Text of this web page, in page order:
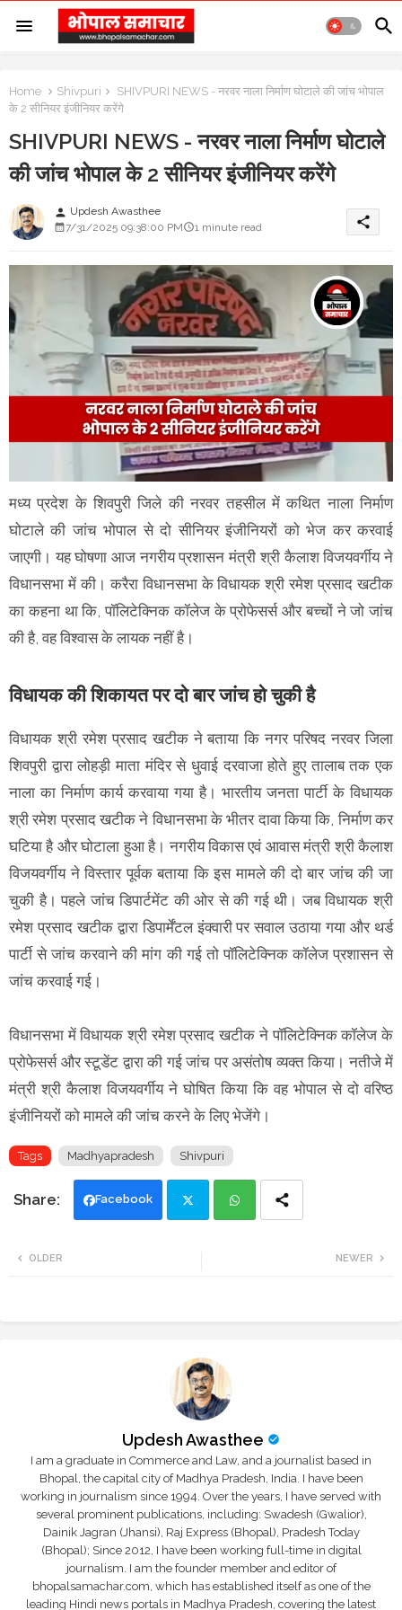
Home Shivpuri
SHIVPURI NEWS - नरवर नाला निर्माण घोटाले की जांच भोपाल
के 2 सीनियर इंजीनियर करेंगे
SHIVPURI NEWS - नरवर नाला निर्माण घोटाले
की जांच भोपाल के 2 सीनियर इंजीनियर करेंगे
person Updesh Awasthee
7/31/2025 09:38:00 PM
1 minute read share
मध्य प्रदेश के शिवपुरी जिले की नरवर तहसील में कथित नाला निर्माण
घोटाले की जांच भोपाल से दो सीनियर इंजीनियरों को भेज कर करवाई
जाएगी। यह घोषणा आज नगरीय प्रशासन मंत्री श्री कैलाश विजयवर्गीय ने
विधानसभा में की। करैरा विधानसभा के विधायक श्री रमेश प्रसाद खटीक
का कहना था कि, पॉलिटेक्निक कॉलेज के प्रोफेसर्स और बच्चों ने जो जांच
की है, वह विश्वास के लायक नहीं है।
विधायक की शिकायत पर दो बार जांच हो चुकी है
विधायक श्री रमेश प्रसाद खटीक ने बताया कि नगर परिषद नरवर जिला
शिवपुरी द्वारा लोहड़ी माता मंदिर से धुवाई दरवाजा होते हुए तालाब तक एक
नाला का निर्माण कार्य करवाया गया है। भारतीय जनता पार्टी के विधायक
श्री रमेश प्रसाद खटीक ने विधानसभा के भीतर दावा किया कि, निर्माण कर
घटिया है और घोटाला हुआ है। नगरीय विकास एवं आवास मंत्री श्री कैलाश
विजयवर्गीय ने विस्तार पूर्वक बताया कि इस मामले की दो बार जांच की जा
चुकी है। पहले जांच डिपार्टमेंट की ओर से की गई थी। जब विधायक श्री
रमेश प्रसाद खटीक द्वारा डिपार्मेंटल इंक्वारी पर सवाल उठाया गया और थर्ड
पार्टी से जांच करवाने की मांग की गई तो पॉलिटेक्निक कॉलेज प्रशासन से
जांच करवाई गई।
विधानसभा में विधायक श्री रमेश प्रसाद खटीक ने पॉलिटेक्निक कॉलेज के
प्रोफेसर्स और स्टूडेंट द्वारा की गई जांच पर असंतोष व्यक्त किया। नतीजे में
मंत्री श्री कैलाश विजयवर्गीय ने घोषित किया कि वह भोपाल से दो वरिष्ठ
इंजीनियरों को मामले की जांच करने के लिए भेजेंगे।
Tags Madhyapradesh Shivpuri
Facebook
NEWER
OLDER
Updesh Awasthee
I am a graduate in Commerce and Law, and a journalist based in
Bhopal, the capital city of Madhya Pradesh, India. I have been
working in journalism since 1994. Over the years, I have served with
several prominent publications, including: Swadesh (Gwalior),
Dainik Jagran (Jhansi), Raj Express (Bhopal), Pradesh Today
(Bhopal); Since 2012, I have been working full-time in digital
journalism. I am the founder member and editor of
bhopalsamachar.com, which has established itself as one of the
leading Hindi news portals in Madhya Pradesh, covering the latest